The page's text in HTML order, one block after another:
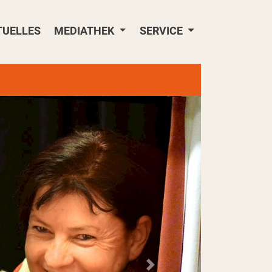
MEDIATHEK SERVICE